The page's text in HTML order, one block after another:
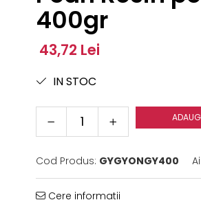
400gr
43,72 Lei
IN STOC
Cod Produs: GYGYONGY400
Cere informatii